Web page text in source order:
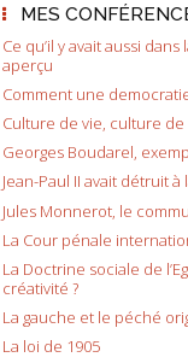
MES
Ce qu’il y avait aussi
aperçu
Comment une
Culture de vie, culture de
Georges Boudarel,
Jean-Paul II avait détruit
Jules Monnerot, le
La Cour pénale
La Doctrine sociale de
créativité ?
La gauche et le péché
La loi de 1905